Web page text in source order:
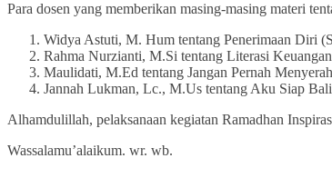
Para dosen yang memberikan masing-masing materi
Widya Astuti, M. Hum tentang Penerimaan Diri
Rahma Nurzianti, M.Si tentang Literasi
Maulidati, M.Ed tentang Jangan Pernah Menyerah
Jannah Lukman, Lc., M.Us tentang Aku Siap
Alhamdulillah, pelaksanaan kegiatan Ramadhan
Wassalamu’alaikum. wr. wb.